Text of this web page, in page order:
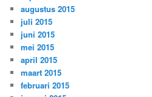
augustus 2015
juli 2015
juni 2015
mei 2015
april 2015
maart 2015
februari 2015